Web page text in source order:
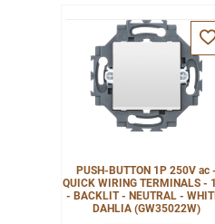
PUSH-BUTTON 1P 250V ac -
QUICK WIRING TERMINALS -
- BACKLIT - NEUTRAL -
DAHLIA (GW35022W)